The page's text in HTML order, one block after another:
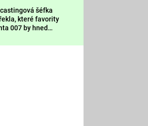
Sledujte nás
šéfka
které favority
007 by hned